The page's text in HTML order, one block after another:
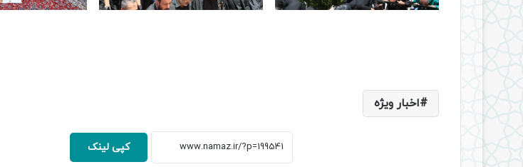
اخبار ویژه
کپی لینک